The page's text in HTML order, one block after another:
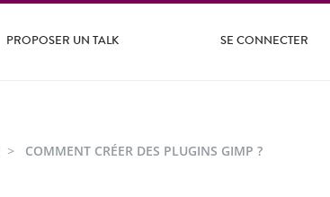
PROPOSER UN TALK SE CONNECTER
COMMENT CRÉER DES PLUGINS GIMP ?